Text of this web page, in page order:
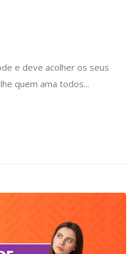
e deve acolher os seus
quem ama todos...